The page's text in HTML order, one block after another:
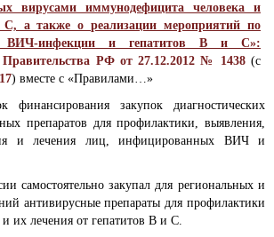
вирусами иммунодефицита человека и
C, а также о реализации мероприятий по
ВИЧ-инфекции и гепатитов B и C»:
Правительства РФ от 27.12.2012 № 1438(с
) вместе с «Правилами…»
финансирования закупок диагностических
препаратов для профилактики, выявления,
и лечения лиц, инфицированных ВИЧ и
самостоятельно закупал для региональных и
антивирусные препараты для профилактики
их лечения от гепатитов B и C.